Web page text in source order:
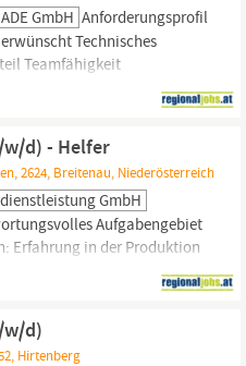
GmbH Anforderungsprofil
Technisches
Teamfähigkeit
, Bohr- und
ein Einstiegsentgelt von
Überzahlung je nach
d) - Helfer
2624, Breitenau, Niederösterreich
GmbH
Aufgabengebiet
Erfahrung in der Produktion
zur Dokumentation
(mindestens
d)
Hirtenberg